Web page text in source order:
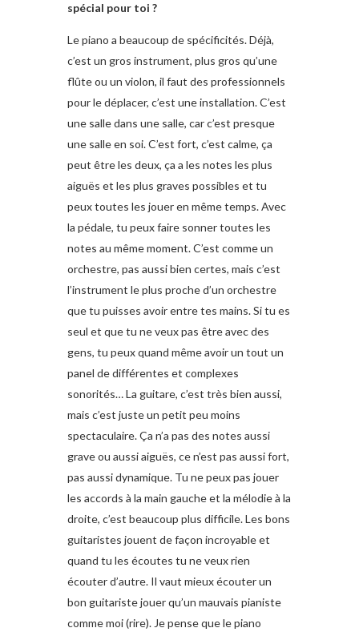
spécial pour toi ?
Le piano a beaucoup de spécificités. Déjà,
c’est un gros instrument, plus gros qu’une
flûte ou un violon, il faut des professionnels
pour le déplacer, c’est une installation. C’est
une salle dans une salle, car c’est presque
une salle en soi. C’est fort, c’est calme, ça
peut être les deux, ça a les notes les plus
aiguës et les plus graves possibles et tu
peux toutes les jouer en même temps. Avec
la pédale, tu peux faire sonner toutes les
notes au même moment. C’est comme un
orchestre, pas aussi bien certes, mais c’est
l’instrument le plus proche d’un orchestre
que tu puisses avoir entre tes mains. Si tu es
seul et que tu ne veux pas être avec des
gens, tu peux quand même avoir un tout un
panel de différentes et complexes
sonorités… La guitare, c’est très bien aussi,
mais c’est juste un petit peu moins
spectaculaire. Ça n’a pas des notes aussi
grave ou aussi aiguës, ce n’est pas aussi fort,
pas aussi dynamique. Tu ne peux pas jouer
les accords à la main gauche et la mélodie à la
droite, c’est beaucoup plus difficile. Les bons
guitaristes jouent de façon incroyable et
quand tu les écoutes tu ne veux rien
écouter d’autre. Il vaut mieux écouter un
bon guitariste jouer qu’un mauvais pianiste
comme moi (rire). Je pense que le piano